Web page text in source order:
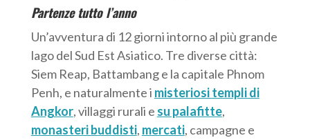
Partenze tutto l’anno
Un’avventura di 12 giorni intorno al più grande
lago del Sud Est Asiatico. Tre diverse città:
Siem Reap, Battambang e la capitale Phnom
Penh, e naturalmente i misteriosi templi di
Angkor, villaggi rurali e su palafitte,
monasteri buddisti, mercati, campagne e